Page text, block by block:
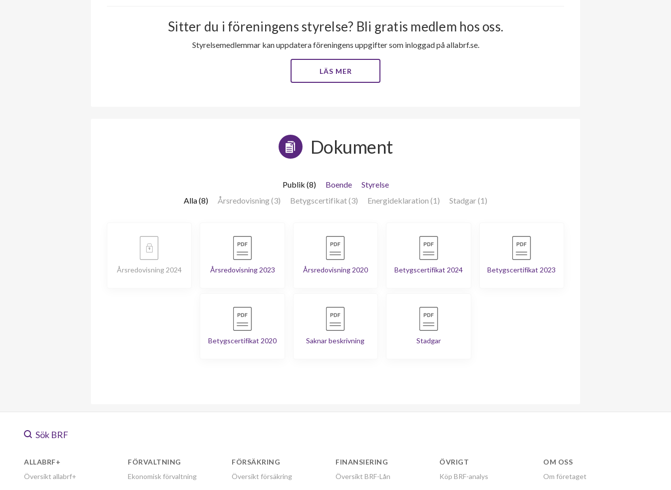
Sitter du i föreningens styrelse? Bli gratis medlem hos oss.
Styrelsemedlemmar kan uppdatera föreningens uppgifter som inloggad på allabrf.se.
LÄS MER
Dokument
Publik (8) Boende
Styrelse
Alla (8)
Årsredovisning (3) Betygscertifikat (3) Energideklaration (1) Stadgar (1)
Årsredovisning 2024 Årsredovisning 2023 Årsredovisning 2020 Betygscertifikat 2024 Betygscertifikat 2023
Betygscertifikat 2020 Saknar beskrivning Stadgar
Sök BRF
ALLABRF+
Översikt allabrf+
FÖRVALTNING
Ekonomisk förvaltning
FÖRSÄKRING
Översikt försäkring
FINANSIERING
Översikt BRF-Lån
ÖVRIGT
Köp BRF-analys
OM OSS
Om företaget